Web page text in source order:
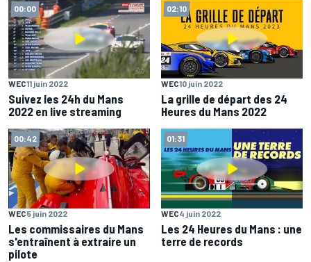
00:00
WEC11 juin 2022
Suivez les 24h du Mans
2022 en live streaming
02:10
WEC10 juin 2022
La grille de départ des 24
Heures du Mans 2022
00:42
WEC5 juin 2022
Les commissaires du Mans
s'entraînent à extraire un
pilote
01:31
WEC4 juin 2022
Les 24 Heures du Mans : une
terre de records